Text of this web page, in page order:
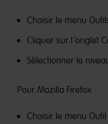
Choisir le menu
Cliquer sur l’onglet
Sélectionner le
Pour Mozilla Firefox :
Choisir le menu